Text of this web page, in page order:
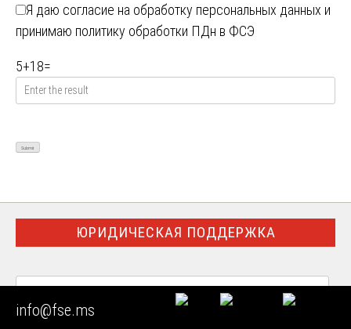
Я даю согласие на обработку персональных данных и
принимаю политику обработки ПДн в ФСЭ
5+18=
ЮРИДИЧЕСКАЯ ПОДДЕРЖКА
info@fse.ms